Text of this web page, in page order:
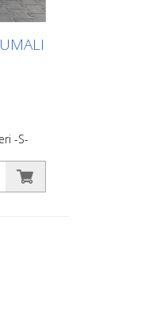
-S-
1200
BULL